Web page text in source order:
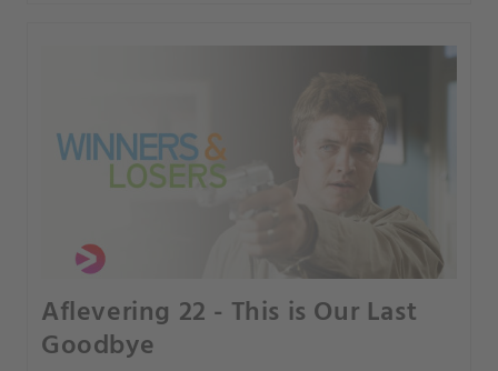
Aflevering 22 - This is Our Last
Goodbye